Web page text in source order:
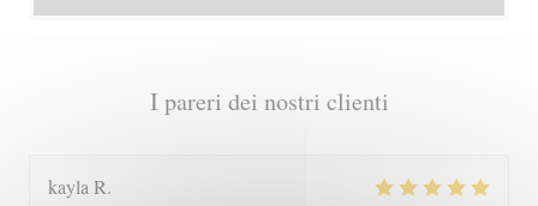
I pareri dei nostri clienti
kayla R